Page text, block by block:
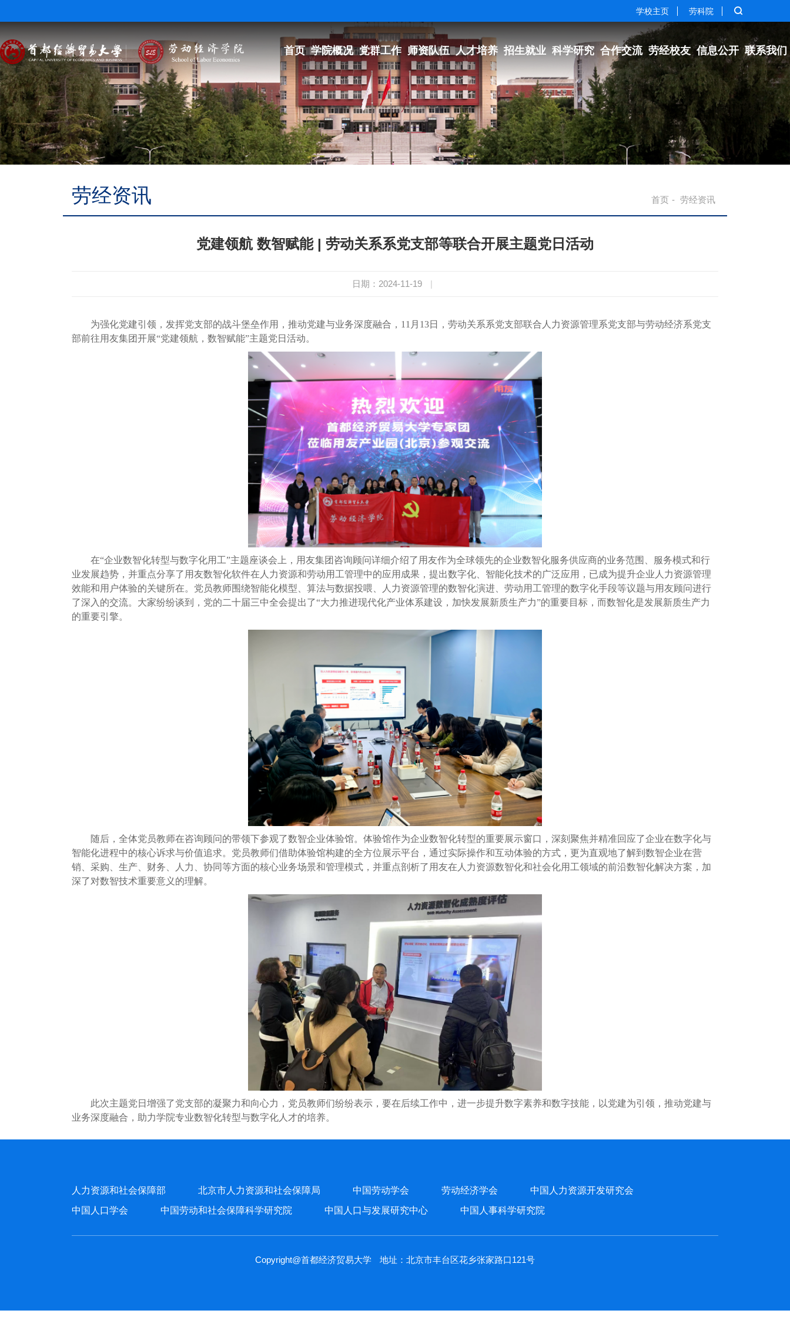
学校主页 劳科院
首页 学院概况 党群工作 师资队伍 人才培养 招生就业 科学研究 合作交流 劳经校友 信息公开 联系我们
劳经资讯 首页 - 劳经资讯
党建领航 数智赋能 | 劳动关系系党支部等联合开展主题党日活动
日期：2024-11-19 |
为强化党建引领，发挥党支部的战斗堡垒作用，推动党建与业务深度融合，11月13日，劳动关系系党支部联合人力资源管理系党支部与劳动经济系党支
部前往用友集团开展“党建领航，数智赋能”主题党日活动。
在“企业数智化转型与数字化用工”主题座谈会上，用友集团咨询顾问详细介绍了用友作为全球领先的企业数智化服务供应商的业务范围、服务模式和行
业发展趋势，并重点分享了用友数智化软件在人力资源和劳动用工管理中的应用成果，提出数字化、智能化技术的广泛应用，已成为提升企业人力资源管理
效能和用户体验的关键所在。党员教师围绕智能化模型、算法与数据投喂、人力资源管理的数智化演进、劳动用工管理的数字化手段等议题与用友顾问进行
了深入的交流。大家纷纷谈到，党的二十届三中全会提出了“大力推进现代化产业体系建设，加快发展新质生产力”的重要目标，而数智化是发展新质生产力
的重要引擎。
随后，全体党员教师在咨询顾问的带领下参观了数智企业体验馆。体验馆作为企业数智化转型的重要展示窗口，深刻聚焦并精准回应了企业在数字化与
智能化进程中的核心诉求与价值追求。党员教师们借助体验馆构建的全方位展示平台，通过实际操作和互动体验的方式，更为直观地了解到数智企业在营
销、采购、生产、财务、人力、协同等方面的核心业务场景和管理模式，并重点剖析了用友在人力资源数智化和社会化用工领域的前沿数智化解决方案，加
深了对数智技术重要意义的理解。
此次主题党日增强了党支部的凝聚力和向心力，党员教师们纷纷表示，要在后续工作中，进一步提升数字素养和数字技能，以党建为引领，推动党建与
业务深度融合，助力学院专业数智化转型与数字化人才的培养。
人力资源和社会保障部 北京市人力资源和社会保障局 中国劳动学会 劳动经济学会
中国人力资源开发研究会
中国人口学会
中国劳动和社会保障科学研究院 中国人口与发展研究中心 中国人事科学研究院
Copyright@首都经济贸易大学 地址：北京市丰台区花乡张家路口121号